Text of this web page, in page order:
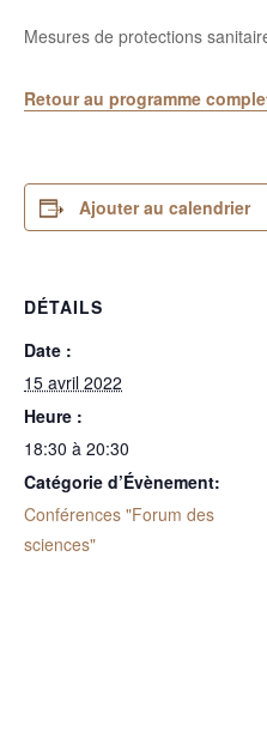
Mesures de protections
Retour au programme
Ajouter au calendrier
DÉTAILS
Date :
15 avril 2022
Heure :
18:30 à 20:30
Catégorie d’Évènement:
Conférences "Forum des
sciences"